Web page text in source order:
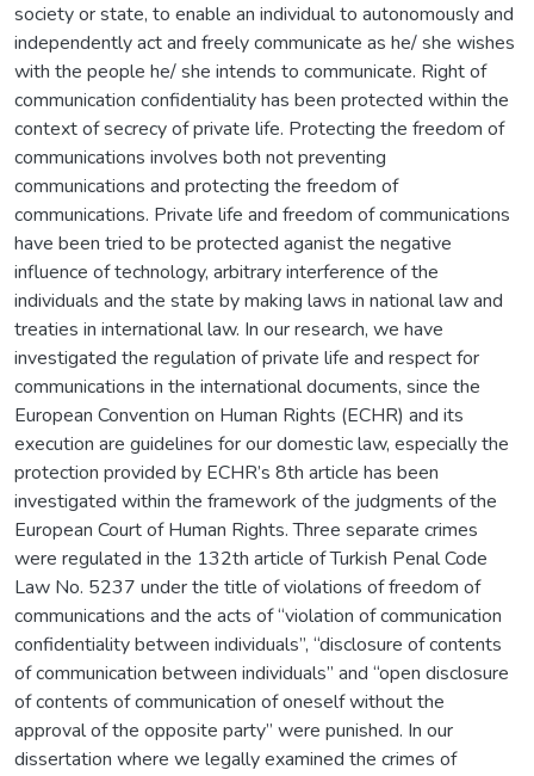
society or state, to enable an individual to autonomously and
independently act and freely communicate as he/ she wishes
with the people he/ she intends to communicate. Right of
communication confidentiality has been protected within the
context of secrecy of private life. Protecting the freedom of
communications involves both not preventing
communications and protecting the freedom of
communications. Private life and freedom of communications
have been tried to be protected aganist the negative
influence of technology, arbitrary interference of the
individuals and the state by making laws in national law and
treaties in international law. In our research, we have
investigated the regulation of private life and respect for
communications in the international documents, since the
European Convention on Human Rights (ECHR) and its
execution are guidelines for our domestic law, especially the
protection provided by ECHR’s 8th article has been
investigated within the framework of the judgments of the
European Court of Human Rights. Three separate crimes
were regulated in the 132th article of Turkish Penal Code
Law No. 5237 under the title of violations of freedom of
communications and the acts of “violation of communication
confidentiality between individuals”, “disclosure of contents
of communication between individuals” and “open disclosure
of contents of communication of oneself without the
approval of the opposite party” were punished. In our
dissertation where we legally examined the crimes of